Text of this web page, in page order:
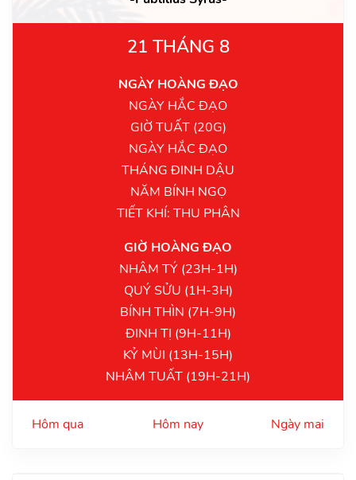
21 THÁNG 8
NGÀY HOÀNG ĐẠO
NGÀY HẮC ĐẠO
GIỜ TUẤT (20G)
NGÀY HẮC ĐẠO
THÁNG ĐINH DẬU
NĂM BÍNH NGỌ
TIẾT KHÍ: THU PHÂN
GIỜ HOÀNG ĐẠO
NHÂM TÝ (23H-1H)
QUÝ SỬU (1H-3H)
BÍNH THÌN (7H-9H)
ĐINH TỊ (9H-11H)
KỶ MÙI (13H-15H)
NHÂM TUẤT (19H-21H)
Hôm qua Hôm nay Ngày mai